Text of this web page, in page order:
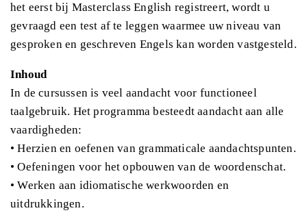
het eerst bij Masterclass English registreert, wordt u
gevraagd een test af te leggen waarmee uw niveau van
gesproken en geschreven Engels kan worden vastgesteld.
Inhoud
In de cursussen is veel aandacht voor functioneel
taalgebruik. Het programma besteedt aandacht aan alle
vaardigheden:
• Herzien en oefenen van grammaticale aandachtspunten.
• Oefeningen voor het opbouwen van de woordenschat.
• Werken aan idiomatische werkwoorden en
uitdrukkingen.